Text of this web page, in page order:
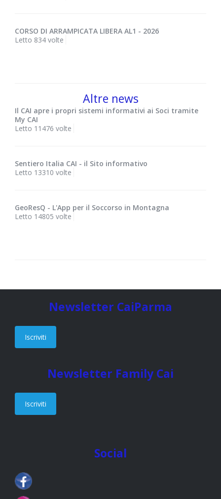
CORSO DI ARRAMPICATA LIBERA AL1 - 2026
Letto 834 volte
Altre news
Il CAI apre i propri sistemi informativi ai Soci tramite
My CAI
Letto 11476 volte
Sentiero Italia CAI - il Sito informativo
Letto 13310 volte
GeoResQ - L'App per il Soccorso in Montagna
Letto 14805 volte
Newsletter CaiParma
Iscriviti
Newsletter Family Cai
Iscriviti
Social